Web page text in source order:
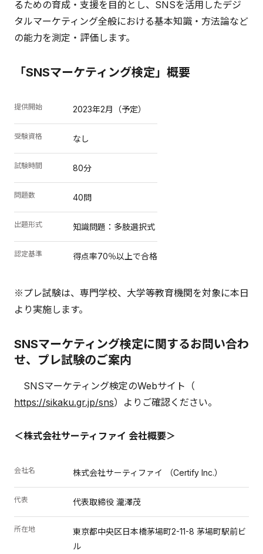
るための育成・支援を目的とし、SNSを活用したデジ
タルマーケティング全般における基本知識・方法論など
の能力を測定・評価します。
「SNSマーケティング検定」概要
提供開始 2023年2月（予定）
受験資格 なし
試験時間 80分
問題数 40問
出題形式 知識問題：多肢選択式
認定基準 得点率70％以上で合格
※プレ試験は、専門学校、大学等教育機関を対象に本日
より実施します。
SNSマーケティング検定に関するお問い合わ
せ、プレ試験のご案内
SNSマーケティング検定のWebサイト（
https://sikaku.gr.jp/sns）よりご確認ください。
＜株式会社サーティファイ 会社概要＞
会社名 株式会社サーティファイ （Certify Inc.）
代表 代表取締役 瀧澤茂
所在地
東京都中央区日本橋茅場町2-11-8 茅場町駅前ビ
ル